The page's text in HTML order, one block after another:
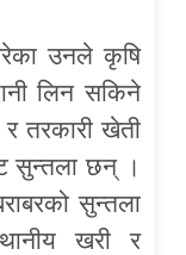
उनले कृषि
लिन सकिने
तरकारी खेती
सुन्तला छन् ।
सुन्तला
खरी र